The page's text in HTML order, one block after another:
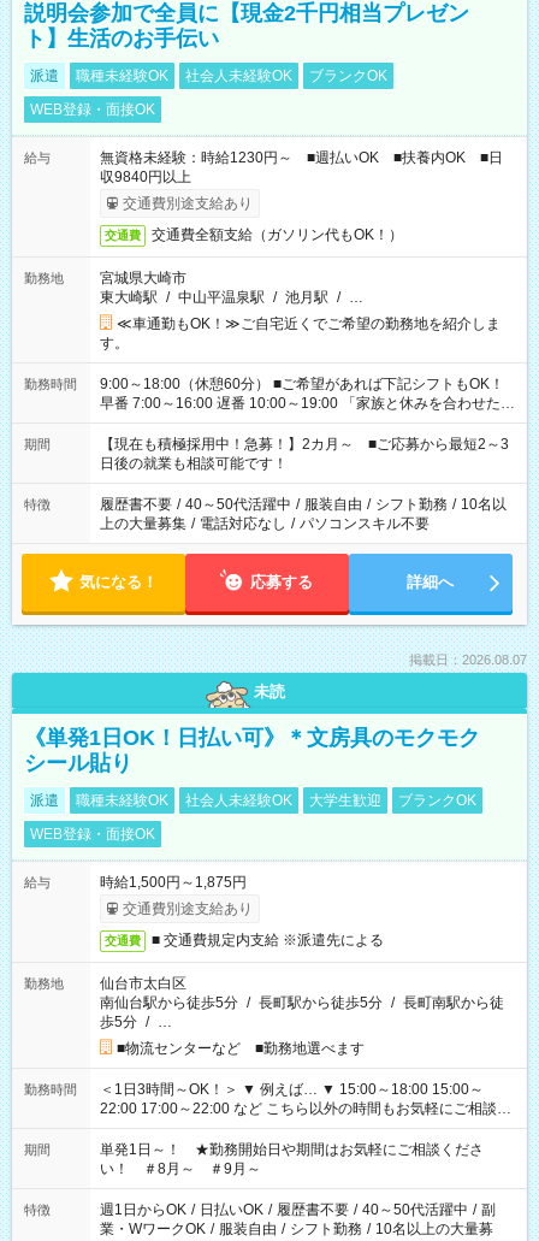
説明会参加で全員に【現金2千円相当プレゼン
ト】生活のお手伝い
派遣 職種未経験OK 社会人未経験OK
ブランクOK
WEB登録・面接OK
給与
無資格未経験：時給1230円～ ■週払いOK ■扶養内OK ■日
収9840円以上
交通費別途支給あり
交通費 交通費全額支給（ガソリン代もOK！）
勤務地
宮城県大崎市
東大崎駅 / 中山平温泉駅 / 池月駅 / …
≪車通勤もOK！≫ご自宅近くでご希望の勤務地を紹介しま
す。
勤務時間
9:00～18:00（休憩60分） ■ご希望があれば下記シフトもOK！
早番 7:00～16:00 遅番 10:00～19:00 「家族と休みを合わせた
い」 「余裕を持って夕飯の準備がしたい」 「できれば残業はし
たくない」 など、ご希望を教えてくださいね。 ※Wワーク希望
の方へ 今ご覧のお仕事で希望する勤務時間と、もう1つのお仕事
の勤務時間。 合計で週40時間を超える場合は応募できません。
期間
【現在も積極採用中！急募！】2カ月～ ■ご応募から最短2～3
日後の就業も相談可能です！
特徴 履歴書不要 / 40～50代活躍中 / 服装自由 / シフト勤務 / 10名以
上の大量募集 / 電話対応なし / パソコンスキル不要
気になる！ 応募する 詳細へ
掲載日：2026.08.07
未読
《単発1日OK！日払い可》＊文房具のモクモク
シール貼り
派遣 職種未経験OK 社会人未経験OK 大学生歓迎
ブランクOK
WEB登録・面接OK
給与
時給1,500円～1,875円
交通費別途支給あり
交通費 ■ 交通費規定内支給 ※派遣先による
勤務地
仙台市太白区
南仙台駅から徒歩5分 / 長町駅から徒歩5分 / 長町南駅から徒
歩5分 / …
■物流センターなど ■勤務地選べます
勤務時間
＜1日3時間～OK！＞ ▼ 例えば… ▼ 15:00～18:00 15:00～
22:00 17:00～22:00 など こちら以外の時間もお気軽にご相談く
ださい！
期間
単発1日～！ ★勤務開始日や期間はお気軽にご相談くださ
い！ ＃8月～ ＃9月～
特徴 週1日からOK / 日払いOK / 履歴書不要 / 40～50代活躍中 / 副
業・WワークOK / 服装自由 / シフト勤務 / 10名以上の大量募